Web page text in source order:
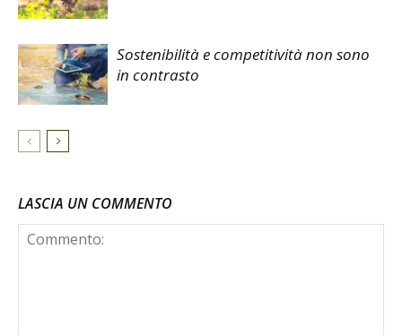
Sostenibilità e competitività non sono
in contrasto
LASCIA UN COMMENTO